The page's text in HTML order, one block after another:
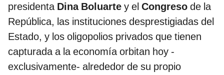
presidenta Dina Boluarte y el Congreso de la
República, las instituciones desprestigiadas del
Estado, y los oligopolios privados que tienen
capturada a la economía orbitan hoy -
exclusivamente- alrededor de su propio